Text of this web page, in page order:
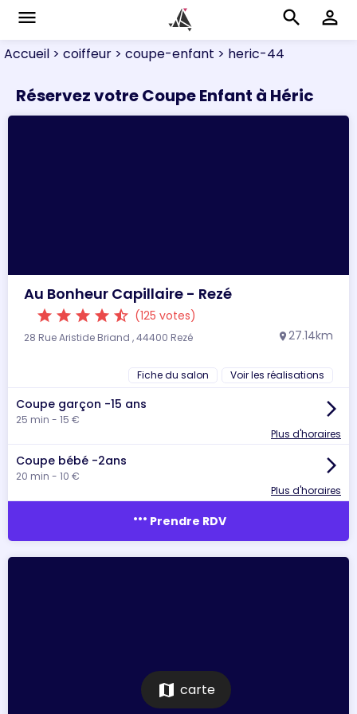
menu search perm_identity
Accueil > coiffeur > coupe-enfant > heric-44
Réservez votre Coupe Enfant à Héric
Au Bonheur Capillaire - Rezé
star star star star star_half (125 votes)
28 Rue Aristide Briand , 44400 Rezé location_on 27.14km
Fiche du salon Voir les réalisations
Coupe garçon -15 ans
25 min - 15 €
arrow_forward_ios
Plus d'horaires
Coupe bébé -2ans
20 min - 10 €
arrow_forward_ios
Plus d'horaires
more_horiz Prendre RDV
map carte